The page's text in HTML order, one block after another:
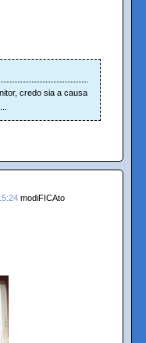
credo sia a causa
modiFICAto